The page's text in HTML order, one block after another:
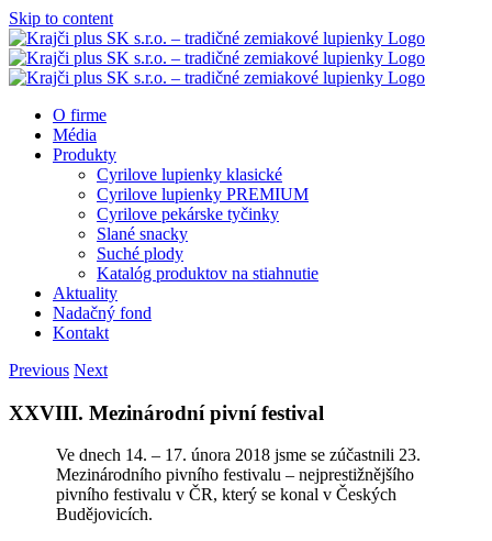
Skip to content
O firme
Média
Produkty
Cyrilove lupienky klasické
Cyrilove lupienky PREMIUM
Cyrilove pekárske tyčinky
Slané snacky
Suché plody
Katalóg produktov na stiahnutie
Aktuality
Nadačný fond
Kontakt
Previous Next
XXVIII. Mezinárodní pivní festival
Ve dnech 14. – 17. února 2018 jsme se zúčastnili 23.
Mezinárodního pivního festivalu – nejprestižnějšího
pivního festivalu v ČR, který se konal v Českých
Budějovicích.